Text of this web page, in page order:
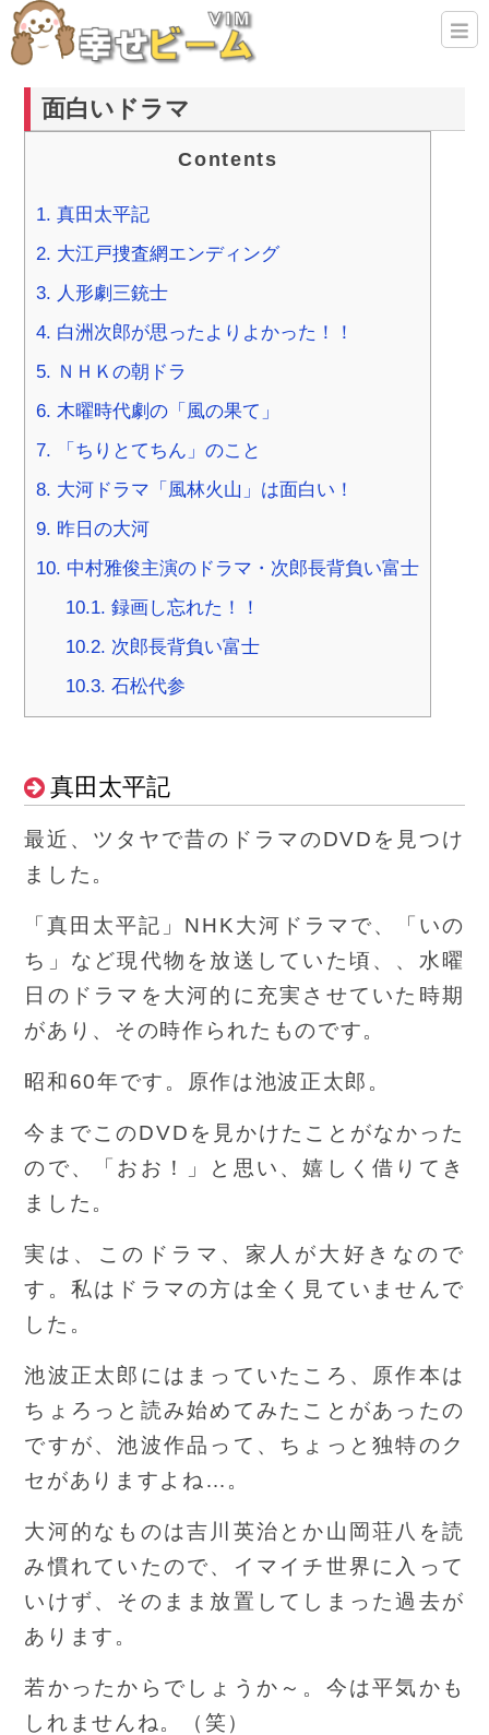
面白いドラマ
Contents
1. 真田太平記
2. 大江戸捜査網エンディング
3. 人形劇三銃士
4. 白洲次郎が思ったよりよかった！！
5. ＮＨＫの朝ドラ
6. 木曜時代劇の「風の果て」
7. 「ちりとてちん」のこと
8. 大河ドラマ「風林火山」は面白い！
9. 昨日の大河
10. 中村雅俊主演のドラマ・次郎長背負い富士
10.1. 録画し忘れた！！
10.2. 次郎長背負い富士
10.3. 石松代参
真田太平記
最近、ツタヤで昔のドラマのDVDを見つけ
ました。
「真田太平記」NHK大河ドラマで、「いの
ち」など現代物を放送していた頃、、水曜
日のドラマを大河的に充実させていた時期
があり、その時作られたものです。
昭和60年です。原作は池波正太郎。
今までこのDVDを見かけたことがなかった
ので、「おお！」と思い、嬉しく借りてき
ました。
実は、このドラマ、家人が大好きなので
す。私はドラマの方は全く見ていませんで
した。
池波正太郎にはまっていたころ、原作本は
ちょろっと読み始めてみたことがあったの
ですが、池波作品って、ちょっと独特のク
セがありますよね…。
大河的なものは吉川英治とか山岡荘八を読
み慣れていたので、イマイチ世界に入って
いけず、そのまま放置してしまった過去が
あります。
若かったからでしょうか～。今は平気かも
しれませんね。（笑）